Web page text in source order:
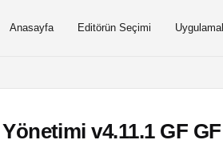
Anasayfa Editörün Seçimi
v4.11.1 GF